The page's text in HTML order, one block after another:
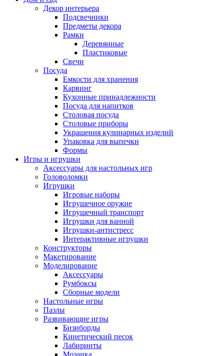
Декор интерьера
Подсвечники
Предметы декора
Рамки
Деревянные
Пластиковые
Свечи
Посуда
Емкости для хранения
Карвинг
Кухонные принадлежности
Посуда для напитков
Столовая посуда
Столовые приборы
Украшения кулинарных изделий
Упаковка для выпечки
Формы
Игры и игрушки
Аксессуары для настольных игр
Головоломки
Игрушки
Игровые наборы
Игрушечное оружие
Игрушечный транспорт
Игрушки для ванной
Игрушки-антистресс
Интерактивные игрушки
Конструкторы
Макетирование
Моделирование
Аксессуары
Румбоксы
Сборные модели
Настольные игры
Пазлы
Развивающие игры
Бизиборды
Кинетический песок
Лабиринты
Мозаика